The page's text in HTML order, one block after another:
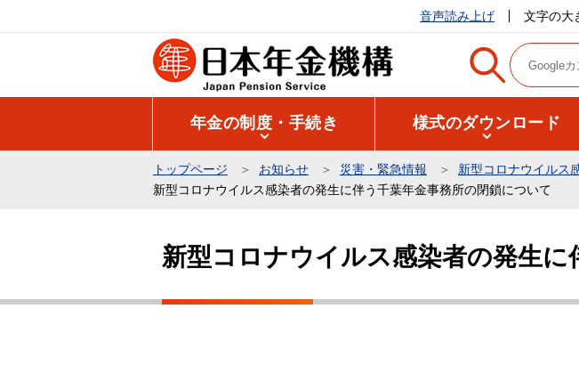
の
音声読み上げ 文字の大
年金の制度・手続き 様式のダウンロード
トップページ お知らせ 災害・緊急情報 新型コロナウイルス
新型コロナウイルス感染者の発生に伴う千葉年金事務所の閉鎖について
新型コロナウイルス感染者の発生